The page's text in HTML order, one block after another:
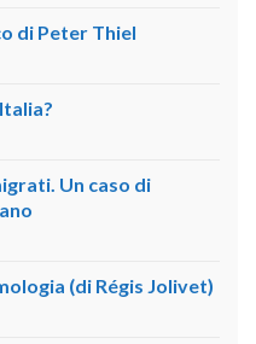
di Peter Thiel
Un caso di
(di Régis Jolivet)